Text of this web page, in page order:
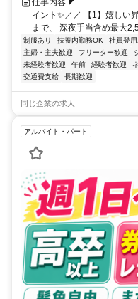
仕事内容 ◤￣￣￣￣￣￣
イント✨／／ 【1】嬉しい
まで、 深夜手当含め最大
制服あり 扶養内勤務OK 社員登用
主婦・主夫歓迎
フリーター歓迎
未経験者歓迎
午前 経験者歓迎
交通費支給
長期歓迎
同じ企業の求人
アルバイト・パート